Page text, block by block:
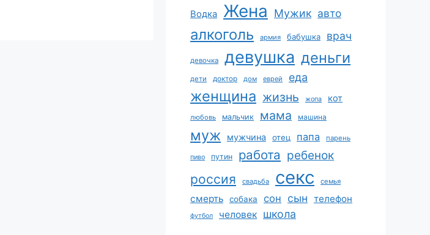
Водка Жена Мужик авто
алкоголь армия бабушка врач
девочка девушка деньги
дети доктор дом еврей еда
женщина жизнь жопа кот
любовь мальчик мама машина
муж мужчина отец папа парень
пиво путин работа ребенок
россия свадьба секс семья
смерть собака сон сын телефон
футбол человек школа